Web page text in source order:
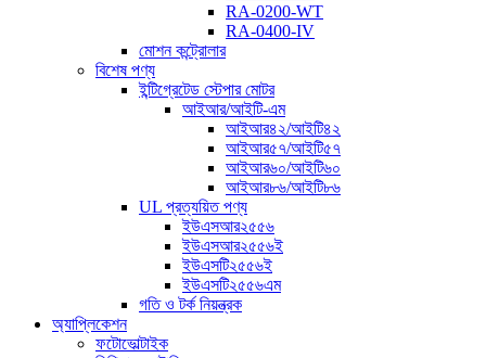
RA-0200-WT
RA-0400-IV
মোশন কন্ট্রোলার
বিশেষ পণ্য
ইন্টিগ্রেটেড স্টেপার মোটর
আইআর/আইটি-এম
আইআর৪২/আইটি৪২
আইআর৫৭/আইটি৫৭
আইআর৬০/আইটি৬০
আইআর৮৬/আইটি৮৬
UL প্রত্যয়িত পণ্য
ইউএসআর২৫৫৬
ইউএসআর২৫৫৬ই
ইউএসটি২৫৫৬ই
ইউএসটি২৫৫৬এম
গতি ও টর্ক নিয়ন্ত্রক
অ্যাপ্লিকেশন
ফটোভোল্টাইক